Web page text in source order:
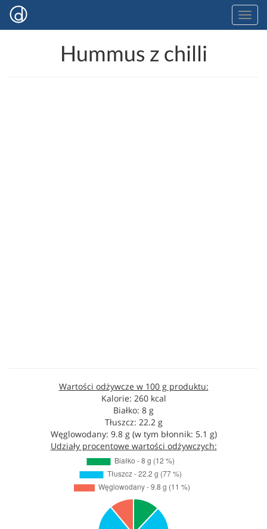
Hummus z chilli
Wartości odżywcze w 100 g produktu:
Kalorie: 260 kcal
Białko: 8 g
Tłuszcz: 22.2 g
Węglowodany: 9.8 g (w tym błonnik: 5.1 g)
Udziały procentowe wartości odżywczych: